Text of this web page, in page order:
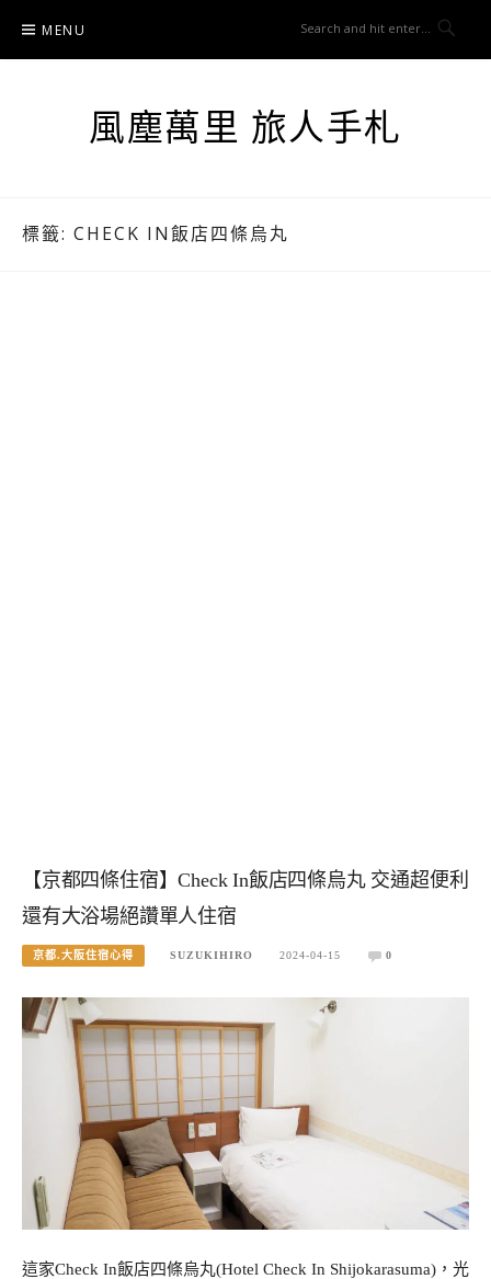
content
MENU
風塵萬里 旅人手札
標籤: CHECK IN飯店四條烏丸
【京都四條住宿】Check In飯店四條烏丸 交通超便利
還有大浴場絕讚單人住宿
京都.大阪住宿心得 SUZUKIHIRO 2024-04-15 0
這家Check In飯店四條烏丸(Hotel Check In Shijokarasuma)，光